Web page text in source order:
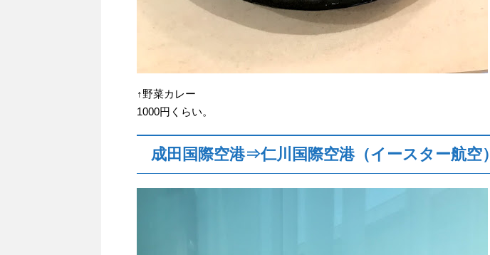
↑野菜カレー
1000円くらい。
成田国際空港⇒仁川国際空港（イースター航空）